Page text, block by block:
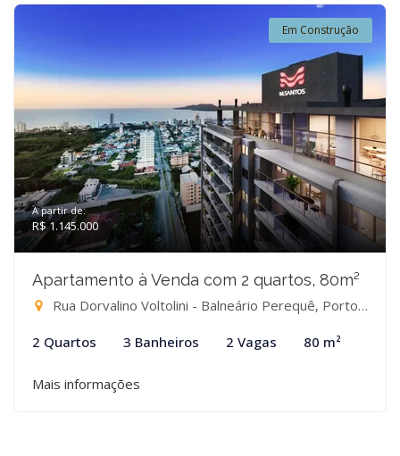
Em Construção
A partir de:
R$ 1.145.000
Apartamento à Venda com 2 quartos, 80m²
Rua Dorvalino Voltolini - Balneário Perequê, Porto Belo-SC
2 Quartos 3 Banheiros 2 Vagas 80 m²
Mais informações